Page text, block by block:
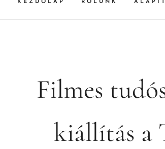
KEZDŐLAP RÓLUNK
Filmes
kiállítás a